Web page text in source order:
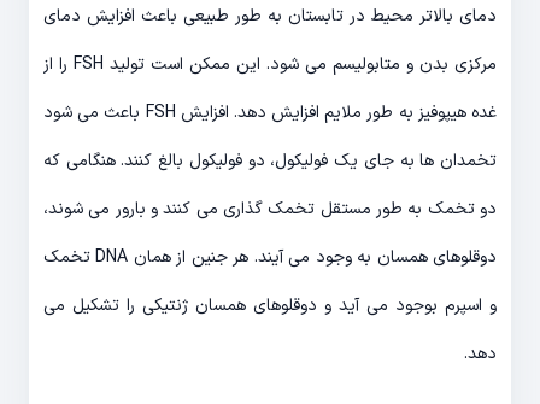
دمای بالاتر محیط در تابستان به طور طبیعی باعث افزایش دمای
مرکزی بدن و متابولیسم می شود. این ممکن است تولید FSH را از
غده هیپوفیز به طور ملایم افزایش دهد. افزایش FSH باعث می شود
تخمدان ها به جای یک فولیکول، دو فولیکول بالغ کنند. هنگامی که
دو تخمک به طور مستقل تخمک گذاری می کنند و بارور می شوند،
دوقلوهای همسان به وجود می آیند. هر جنین از همان DNA تخمک
و اسپرم بوجود می آید و دوقلوهای همسان ژنتیکی را تشکیل می
دهد.